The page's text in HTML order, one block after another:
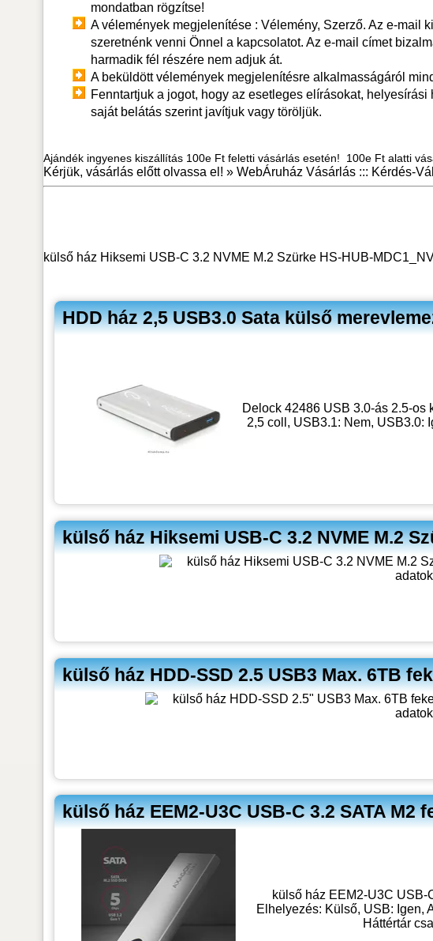
mondatban rögzítse!
A vélemények megjelenítése : Vélemény, Szerző. Az e-mail
szeretnénk venni Önnel a kapcsolatot. Az e-mail címet
harmadik fél részére nem adjuk át.
A beküldött vélemények megjelenítésre alkalmasságáról
Fenntartjuk a jogot, hogy az esetleges elírásokat,
saját belátás szerint javítjuk vagy töröljük.
Ajándék ingyenes kiszállítás 100e Ft feletti vásárlás esetén! 100e Ft alatti
Kérjük, vásárlás előtt olvassa el! » WebÁruház Vásárlás ::: Kérdés-
külső ház Hiksemi USB-C 3.2 NVME M.2 Szürke HS-HUB-
HDD ház 2,5 USB3.0 Sata külső
Delock 42486 USB 3.0-ás 2.5-os
2,5 coll, USB3.1: Nem, USB3.0:
külső ház Hiksemi USB-C 3.2 NVME M.2
külső ház HDD-SSD 2.5 USB3 Max. 6TB
külső ház EEM2-U3C USB-C 3.2 SATA M2
külső ház EEM2-U3C USB-
Elhelyezés: Külső, USB: Igen,
Háttértár